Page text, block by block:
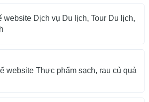
website Dịch vụ Du lịch, Tour Du lịch,
website Thực phẩm sạch, rau củ quả